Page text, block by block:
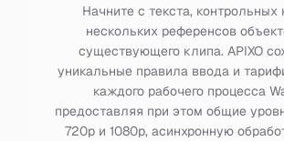
Начните с текста, контрольных
нескольких референсов
существующего клипа. APIXO
уникальные правила ввода и
каждого рабочего процесса
предоставляя при этом общие
720p и 1080p, асинхронную